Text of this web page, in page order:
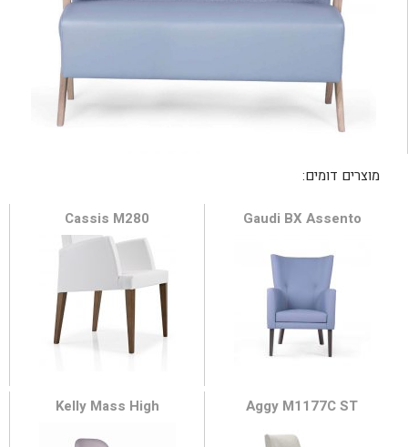
Gaudi BX Assento
Cassis M280
Aggy M1177C ST
Kelly Mass High